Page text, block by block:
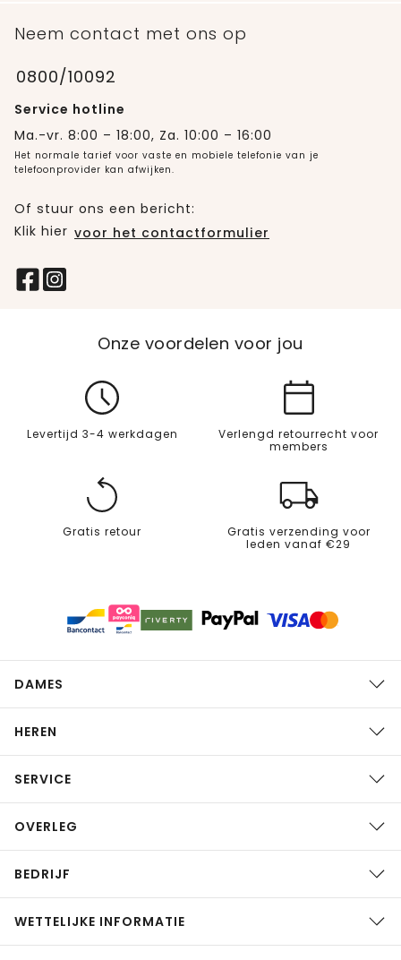
Neem contact met ons op
0800/10092
Service hotline
Ma.-vr. 8:00 – 18:00, Za. 10:00 – 16:00
Het normale tarief voor vaste en mobiele telefonie van je
telefoonprovider kan afwijken.
Of stuur ons een bericht:
Klik hier voor het contactformulier
Onze voordelen voor jou
Levertijd 3-4 werkdagen
Verlengd retourrecht voor
members
Gratis retour
Gratis verzending voor
leden vanaf €29
DAMES
HEREN
SERVICE
OVERLEG
BEDRIJF
WETTELIJKE INFORMATIE